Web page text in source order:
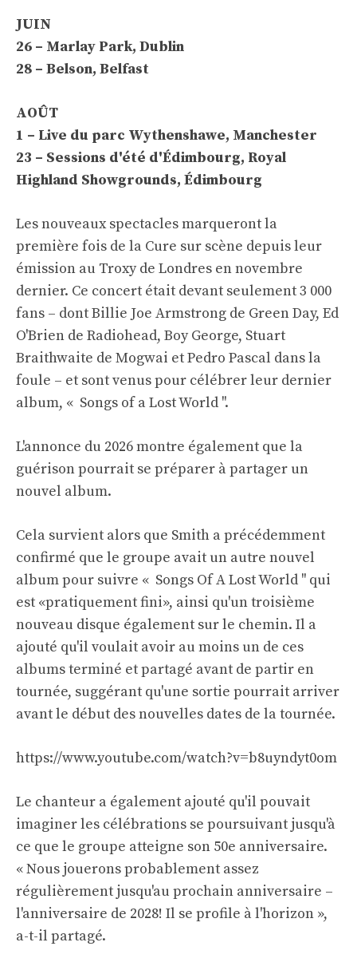
JUIN
26 – Marlay Park, Dublin
28 – Belson, Belfast
AOÛT
1 – Live du parc Wythenshawe, Manchester
23 – Sessions d'été d'Édimbourg, Royal
Highland Showgrounds, Édimbourg
Les nouveaux spectacles marqueront la
première fois de la Cure sur scène depuis leur
émission au Troxy de Londres en novembre
dernier. Ce concert était devant seulement 3 000
fans – dont Billie Joe Armstrong de Green Day, Ed
O'Brien de Radiohead, Boy George, Stuart
Braithwaite de Mogwai et Pedro Pascal dans la
foule – et sont venus pour célébrer leur dernier
album, « Songs of a Lost World ''.
L'annonce du 2026 montre également que la
guérison pourrait se préparer à partager un
nouvel album.
Cela survient alors que Smith a précédemment
confirmé que le groupe avait un autre nouvel
album pour suivre « Songs Of A Lost World '' qui
est «pratiquement fini», ainsi qu'un troisième
nouveau disque également sur le chemin. Il a
ajouté qu'il voulait avoir au moins un de ces
albums terminé et partagé avant de partir en
tournée, suggérant qu'une sortie pourrait arriver
avant le début des nouvelles dates de la tournée.
https://www.youtube.com/watch?v=b8uyndyt0om
Le chanteur a également ajouté qu'il pouvait
imaginer les célébrations se poursuivant jusqu'à
ce que le groupe atteigne son 50e anniversaire.
« Nous jouerons probablement assez
régulièrement jusqu'au prochain anniversaire –
l'anniversaire de 2028! Il se profile à l'horizon »,
a-t-il partagé.